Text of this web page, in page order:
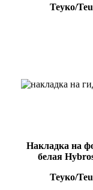
Теуко/
Накладка на
белая
Теуко/